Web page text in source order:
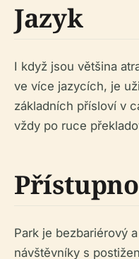
Jazyk
I když jsou většina
ve více jazycích, je
základních přísloví v
vždy po ruce
Park je bezbariérový
návštěvníky s